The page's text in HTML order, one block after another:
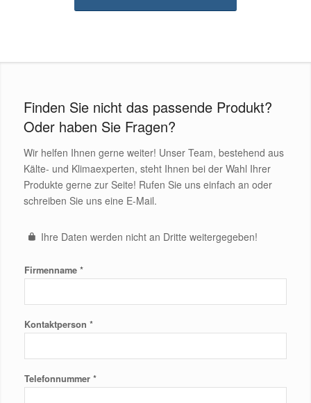
Finden Sie nicht das passende Produkt?
Oder haben Sie Fragen?
Wir helfen Ihnen gerne weiter! Unser Team, bestehend aus
Kälte- und Klimaexperten, steht Ihnen bei der Wahl Ihrer
Produkte gerne zur Seite! Rufen Sie uns einfach an oder
schreiben Sie uns eine E-Mail.
Ihre Daten werden nicht an Dritte weitergegeben!
Firmenname *
Kontaktperson *
Telefonnummer *